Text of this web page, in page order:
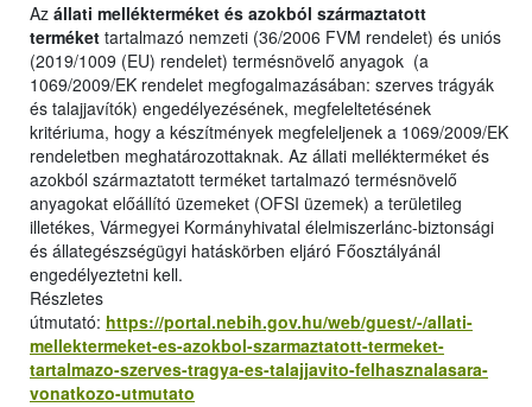
Az állati mellékterméket és azokból származtatott
terméket tartalmazó nemzeti (36/2006 FVM rendelet) és uniós
(2019/1009 (EU) rendelet) termésnövelő anyagok (a
1069/2009/EK rendelet megfogalmazásában: szerves trágyák
és talajjavítók) engedélyezésének, megfeleltetésének
kritériuma, hogy a készítmények megfeleljenek a 1069/2009/EK
rendeletben meghatározottaknak. Az állati mellékterméket és
azokból származtatott terméket tartalmazó termésnövelő
anyagokat előállító üzemeket (OFSI üzemek) a területileg
illetékes, Vármegyei Kormányhivatal élelmiszerlánc-biztonsági
és állategészségügyi hatáskörben eljáró Főosztályánál
engedélyeztetni kell.
Részletes
útmutató: https://portal.nebih.gov.hu/web/guest/-/allati-
mellektermeket-es-azokbol-szarmaztatott-termeket-
tartalmazo-szerves-tragya-es-talajjavito-felhasznalasara-
vonatkozo-utmutato